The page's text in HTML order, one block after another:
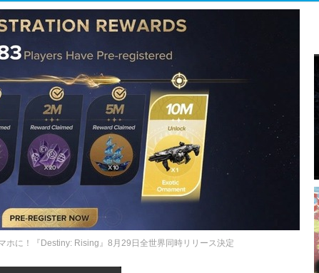
ホに！『Destiny: Rising』8月29日全世界同時リリース決定